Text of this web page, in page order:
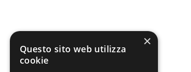
×
Questo sito web utilizza
cookie